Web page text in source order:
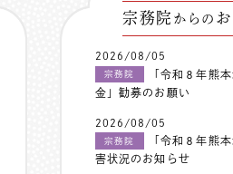
宗務院 からの
2026/08/05
宗務院
「令和８年熊
金」勧募のお願い
2026/08/05
宗務院
「令和８年熊
害状況のお知らせ